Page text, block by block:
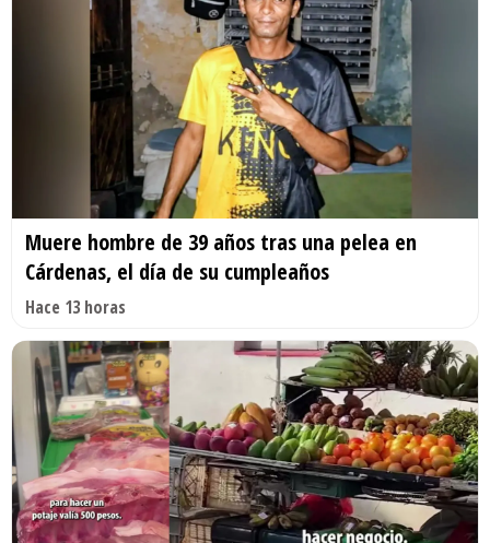
Muere hombre de 39 años tras una pelea en
Cárdenas, el día de su cumpleaños
Hace 13 horas